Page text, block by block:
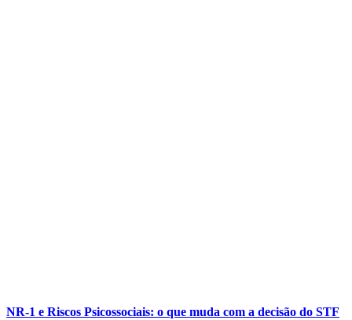
NR-1 e Riscos Psicossociais: o que muda com a decisão do STF